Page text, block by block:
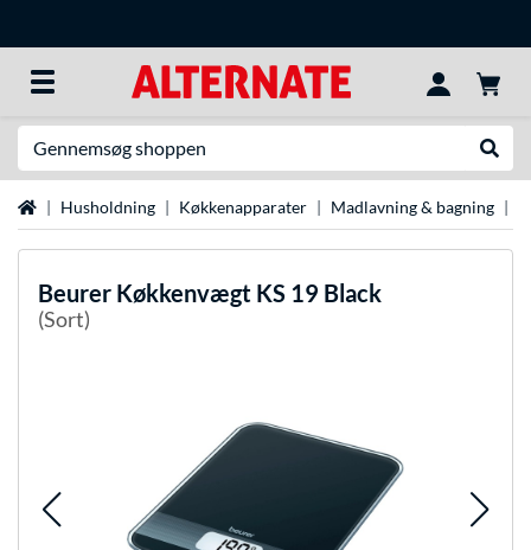
StartsideHusholdning Køkkenapparater Madlavning & bagning
Beurer Køkkenvægt KS 19 Black
(Sort)